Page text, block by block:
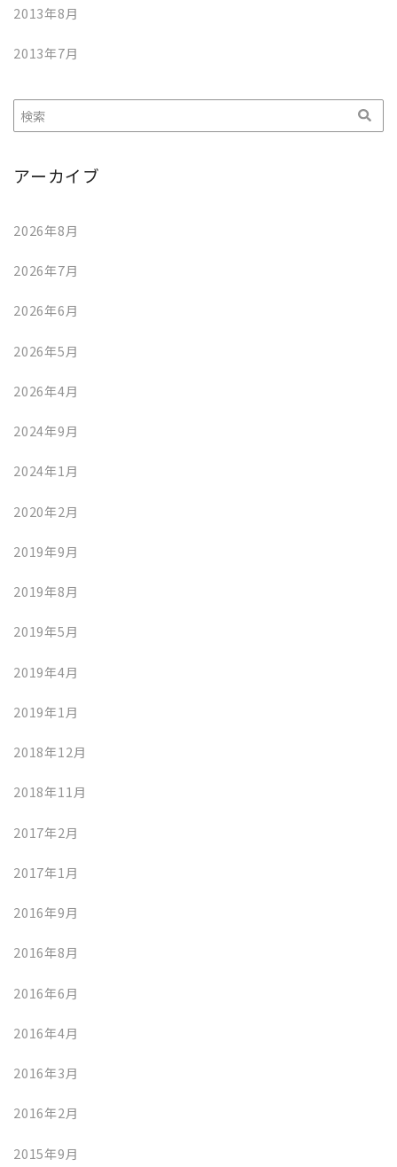
2013年8月
2013年7月
アーカイブ
2026年8月
2026年7月
2026年6月
2026年5月
2026年4月
2024年9月
2024年1月
2020年2月
2019年9月
2019年8月
2019年5月
2019年4月
2019年1月
2018年12月
2018年11月
2017年2月
2017年1月
2016年9月
2016年8月
2016年6月
2016年4月
2016年3月
2016年2月
2015年9月